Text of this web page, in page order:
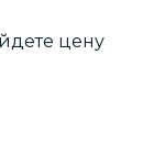
цену